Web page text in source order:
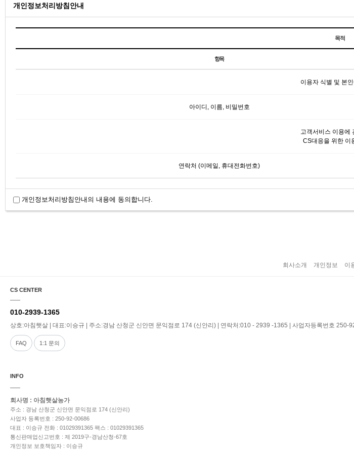
개인정보처리방침안내
목적
항목
이용자 식별 및 본
아이디, 이름, 비밀번호
고객서비스 이용에
CS대응을 위한 이
연락처 (이메일, 휴대전화번호)
개인정보처리방침안내의 내용에 동의합니다.
회사소개 개인정보 이
CS CENTER
010-2939-1365
상호:아침햇살 | 대표:이승규 | 주소:경남 산청군 신안면 문익점로 174 (신안리) | 연락처:010 - 2939 -1365 | 사업자등록번호
FAQ 1:1 문의
INFO
회사명 : 아침햇살농가
주소 : 경남 산청군 신안면 문익점로 174 (신안리)
사업자 등록번호 : 250-92-00686
대표 : 이승규 전화 : 01029391365 팩스 : 01029391365
통신판매업신고번호 : 제 2019구-경남산청-67호
개인정보 보호책임자 : 이승규